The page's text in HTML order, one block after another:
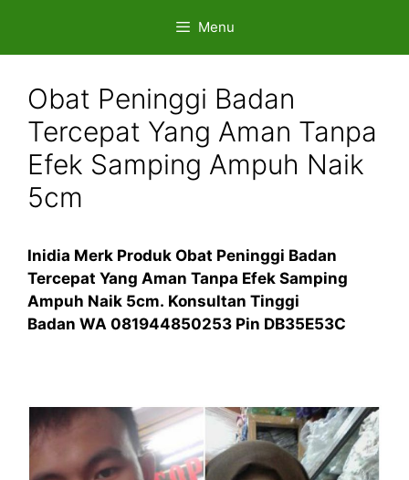
content
Menu
Obat Peninggi Badan
Tercepat Yang Aman Tanpa
Efek Samping Ampuh Naik
5cm
Inidia Merk Produk Obat Peninggi Badan
Tercepat Yang Aman Tanpa Efek Samping
Ampuh Naik 5cm. Konsultan Tinggi
Badan WA 081944850253 Pin DB35E53C